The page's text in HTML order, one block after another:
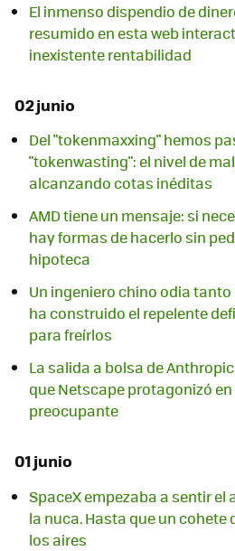
El inmenso dispendio de
resumido en esta web
inexistente rentabilidad
02 junio
Del "tokenmaxxing" hemos
"tokenwasting": el nivel de
alcanzando cotas inéditas
AMD tiene un mensaje: si
hay formas de hacerlo sin
hipoteca
Un ingeniero chino odia
ha construido el repelente
para freírlos
La salida a bolsa de
que Netscape protagonizó en
preocupante
01 junio
SpaceX empezaba a sentir el
la nuca. Hasta que un cohete
los aires